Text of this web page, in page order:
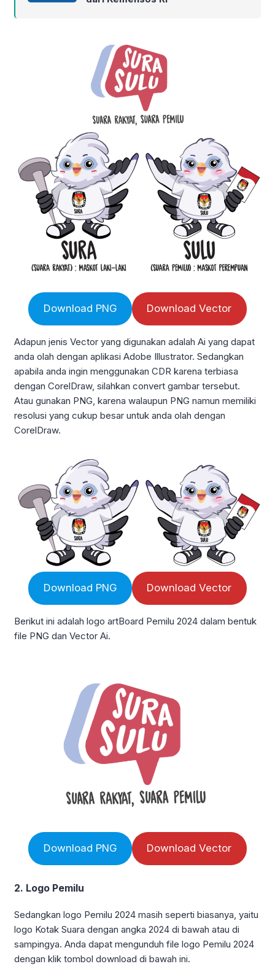
Download PNG Download Vector
Adapun jenis Vector yang digunakan adalah Ai yang dapat
anda olah dengan aplikasi Adobe Illustrator. Sedangkan
apabila anda ingin menggunakan CDR karena terbiasa
dengan CorelDraw, silahkan convert gambar tersebut.
Atau gunakan PNG, karena walaupun PNG namun memiliki
resolusi yang cukup besar untuk anda olah dengan
CorelDraw.
Download PNG Download Vector
Berikut ini adalah logo artBoard Pemilu 2024 dalam bentuk
file PNG dan Vector Ai.
Download PNG Download Vector
2. Logo Pemilu
Sedangkan logo Pemilu 2024 masih seperti biasanya, yaitu
logo Kotak Suara dengan angka 2024 di bawah atau di
sampingya. Anda dapat mengunduh file logo Pemilu 2024
dengan klik tombol download di bawah ini.
Terima Kasih